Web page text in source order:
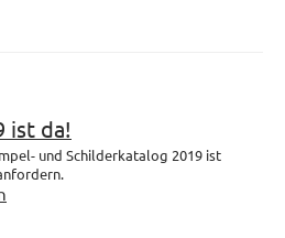
ist da!
und Schilderkatalog 2019 ist